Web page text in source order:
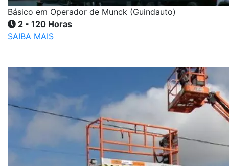
Básico em Operador de Munck (Guindauto)
2 - 120 Horas
SAIBA MAIS